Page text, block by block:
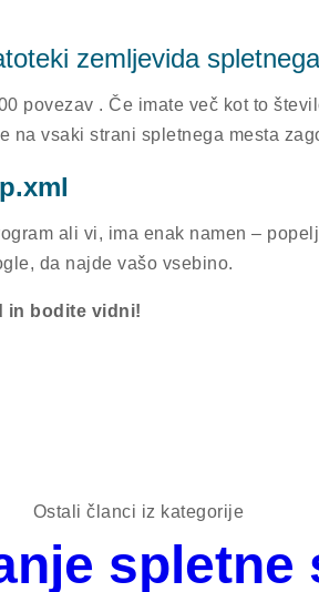
zemljevida
povezav . Če imate več kot to
vsaki strani spletnega mesta
ali vi, ima enak namen –
da najde vašo vsebino.
in bodite vidni!
Ostali članci iz kategorije
spletne